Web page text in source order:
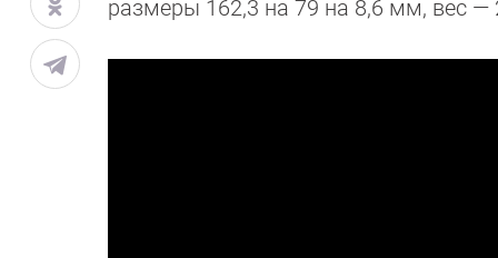
размеры 162,3 на 79 на 8,6 мм, вес —